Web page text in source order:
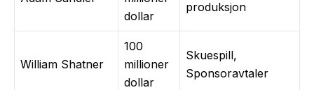
dollar
produksjon
William Shatner
100
millioner
dollar
Skuespill,
Sponsoravtaler